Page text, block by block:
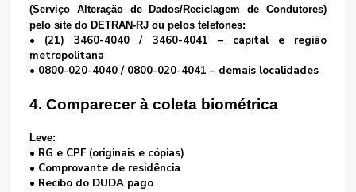
(Serviço Alteração de Dados/Reciclagem de Condutores)
pelo site do DETRAN-RJ ou pelos telefones:
• (21) 3460-4040 / 3460-4041 – capital e região
metropolitana
• 0800-020-4040 / 0800-020-4041 – demais localidades
4. Comparecer à coleta biométrica
Leve:
• RG e CPF (originais e cópias)
• Comprovante de residência
• Recibo do DUDA pago